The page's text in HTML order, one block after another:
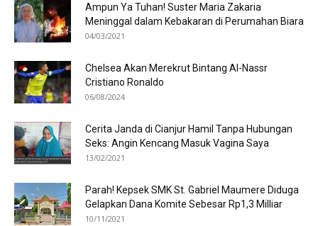
Ampun Ya Tuhan! Suster Maria Zakaria
Meninggal dalam Kebakaran di Perumahan Biara
04/03/2021
Chelsea Akan Merekrut Bintang Al-Nassr
Cristiano Ronaldo
06/08/2024
Cerita Janda di Cianjur Hamil Tanpa Hubungan
Seks: Angin Kencang Masuk Vagina Saya
13/02/2021
Parah! Kepsek SMK St. Gabriel Maumere Diduga
Gelapkan Dana Komite Sebesar Rp1,3 Milliar
10/11/2021